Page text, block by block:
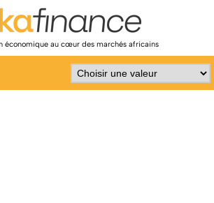
économique au cœur des marchés africains